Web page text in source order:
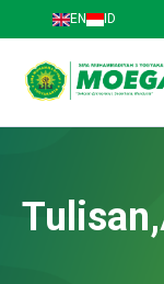
EN ID